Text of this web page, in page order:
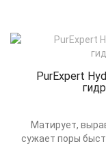
PurExpert
Матирует,
сужает поры